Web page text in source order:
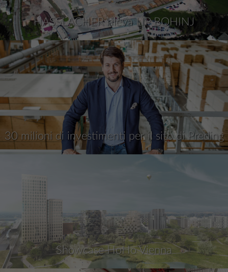
HASSLACHER rileva LIP BOHINJ
30 milioni di investimenti per il sito di Preding
Showcase HoHo Vienna